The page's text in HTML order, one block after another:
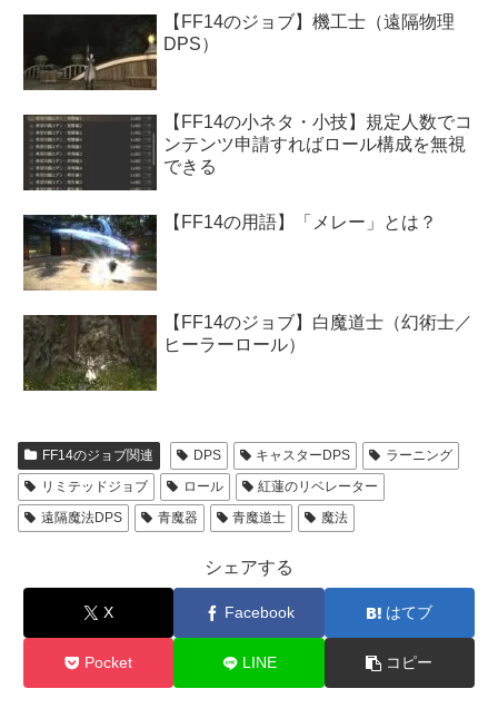
【FF14のジョブ】機工士（遠隔物理
DPS）
【FF14の小ネタ・小技】規定人数でコ
ンテンツ申請すればロール構成を無視
できる
【FF14の用語】「メレー」とは？
【FF14のジョブ】白魔道士（幻術士／
ヒーラーロール）
FF14のジョブ関連 DPS キャスターDPS
ラーニング
リミテッドジョブ
ロール
紅蓮のリベレーター
遠隔魔法DPS
青魔器 青魔道士 魔法
シェアする
X Facebook はてブ
Pocket LINE コピー